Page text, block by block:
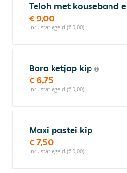
Teloh met kouseband
€ 9,00
incl. statiegeld (€ 0,00)
Bara ketjap kip
€ 6,75
incl. statiegeld (€ 0,00)
Maxi pastei kip
€ 7,50
incl. statiegeld (€ 0,00)